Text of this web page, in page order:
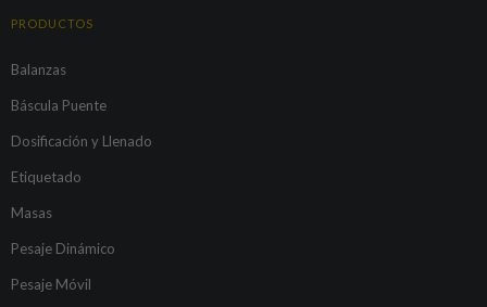
PRODUCTOS
Balanzas
Báscula Puente
Dosificación y Llenado
Etiquetado
Masas
Pesaje Dinámico
Pesaje Móvil